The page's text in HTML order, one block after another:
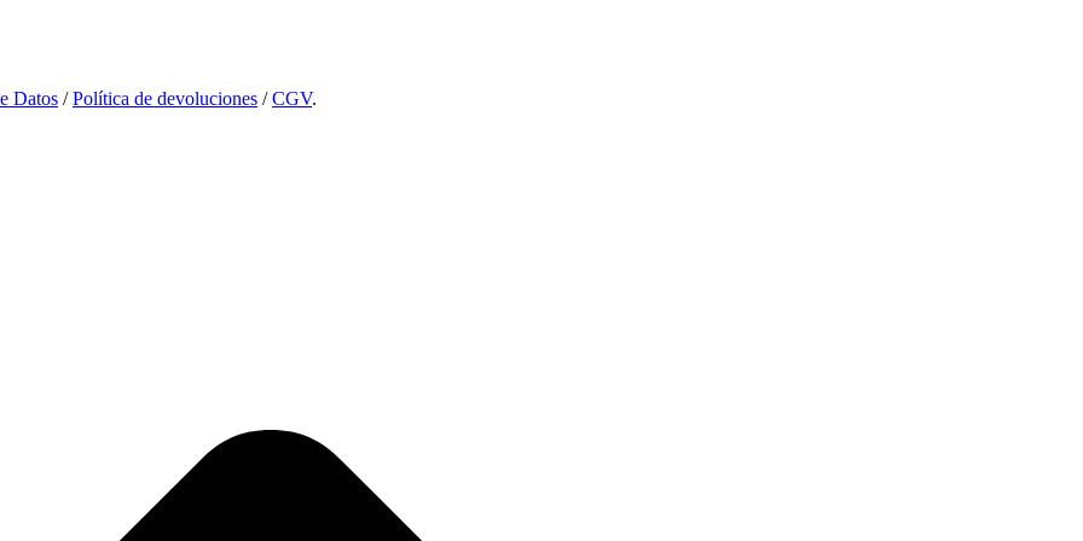
Datos /Política de devoluciones /CGV.